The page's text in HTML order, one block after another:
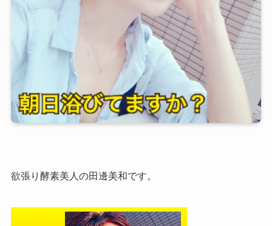
欲張り酵素美人の田邊美和です。